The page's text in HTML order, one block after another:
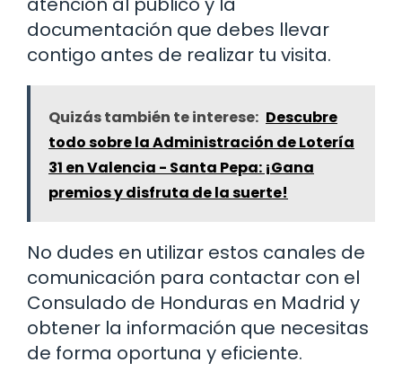
documentación que debes llevar
contigo antes de realizar tu visita.
Quizás también te interese: Descubre
todo sobre la Administración de Lotería
31 en Valencia - Santa Pepa: ¡Gana
premios y disfruta de la suerte!
No dudes en utilizar estos canales de
comunicación para contactar con el
Consulado de Honduras en Madrid y
obtener la información que necesitas
de forma oportuna y eficiente.